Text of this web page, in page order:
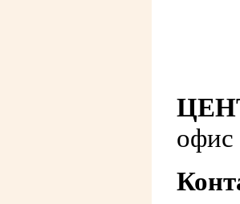
офис